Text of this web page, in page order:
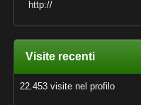
http://
Visite recenti
22.453 visite nel profilo